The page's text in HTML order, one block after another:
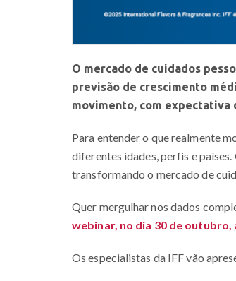
O mercado de cuidados
previsão de crescimento
movimento, com expectativa
Para entender o que realmente
diferentes idades, perfis e
transformando o mercado de
Quer mergulhar nos dados
webinar, no dia 30 de outubro,
Os especialistas da IFF vão